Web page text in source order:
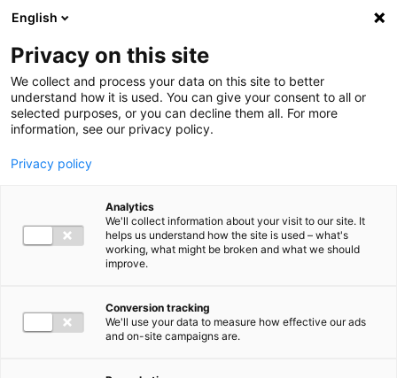
Ga direct naar de inhoud
English
Privacy on this site
We collect and process your data on this site to better
understand how it is used. You can give your consent to all or
selected purposes, or you can decline them all. For more
information, see our privacy policy.
Privacy policy
Analytics
We'll collect information about your visit to our site. It
helps us understand how the site is used – what's
working, what might be broken and what we should
improve.
Conversion tracking
We'll use your data to measure how effective our ads
and on-site campaigns are.